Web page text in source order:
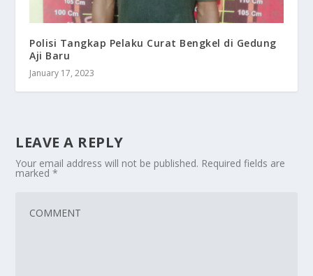
Polisi Tangkap Pelaku Curat Bengkel di Gedung
Aji Baru
January 17, 2023
LEAVE A REPLY
Your email address will not be published. Required fields are
marked*